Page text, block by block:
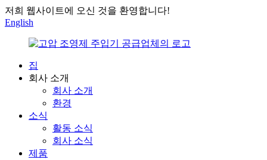
저희 웹사이트에 오신 것을 환영합니다!
English
집
회사 소개
회사 소개
환경
소식
활동 소식
회사 소식
제품